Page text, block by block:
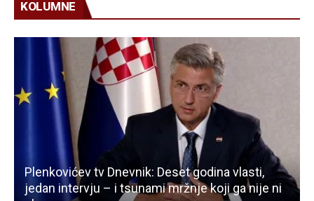
KOLUMNE
Plenkovićev tv Dnevnik: Deset godina vlasti,
jedan intervju – i tsunami mržnje koji ga nije ni